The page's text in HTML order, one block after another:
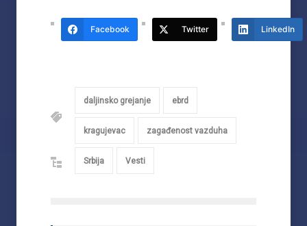
Facebook Twitter LinkedIn
daljinsko grejanje ebrd
kragujevac zagađenost vazduha
Srbija Vesti